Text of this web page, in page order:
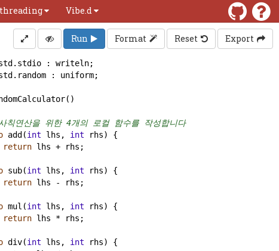
Vibe.d
Run Format Reset Export
. stdio : writeln;
. random : uniform;
()
연산을 위한 4개의 로컬 함수를 작성합니다
add (int lhs , int rhs) {
return lhs + rhs ;
sub(int lhs , int rhs) {
return lhs - rhs ;
mul (int lhs , int rhs) {
return lhs * rhs ;
div(int lhs , int rhs) {